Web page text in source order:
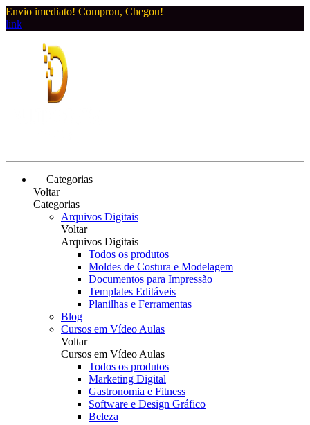
Envio imediato! Comprou, Chegou!
link
Categorias
Voltar
Categorias
Arquivos Digitais
Voltar
Arquivos Digitais
Todos os produtos
Moldes de Costura e Modelagem
Documentos para Impressão
Templates Editáveis
Planilhas e Ferramentas
Blog
Cursos em Vídeo Aulas
Voltar
Cursos em Vídeo Aulas
Todos os produtos
Marketing Digital
Gastronomia e Fitness
Software e Design Gráfico
Beleza